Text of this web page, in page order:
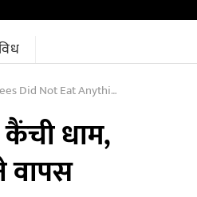
Jawan Brought Him Back Home
धाम,
वापस